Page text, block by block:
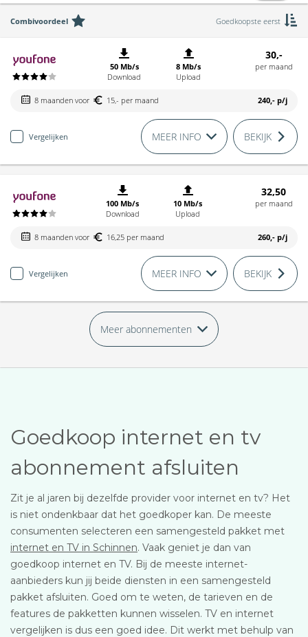
Combivoordeel Goedkoopste eerst
50 Mb/s
Download
8 Mb/s
Upload
30,-
per maand
8 maanden voor 15,- per maand 240,- p/j
Vergelijken MEER INFO BEKIJK
100 Mb/s
Download
10 Mb/s
Upload
32,50
per maand
8 maanden voor 16,25 per maand 260,- p/j
Vergelijken MEER INFO BEKIJK
Meer abonnementen
Goedkoop internet en tv
abonnement afsluiten
Zit je al jaren bij dezelfde provider voor internet en tv? Het
is niet ondenkbaar dat het goedkoper kan. De meeste
consumenten selecteren een samengesteld pakket met
internet en TV in Schinnen. Vaak geniet je dan van
goedkoop internet en TV. Bij de meeste internet-
aanbieders kun jij beide diensten in een samengesteld
pakket afsluiten. Goed om te weten, de tarieven en de
features de pakketten kunnen wisselen. TV en internet
vergelijken is dus een goed idee. Dit werkt met behulp van